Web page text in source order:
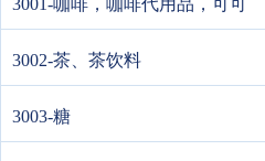
3002-茶、茶饮料
3003-糖